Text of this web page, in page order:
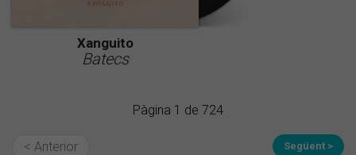
Xanguito
Batecs
Pàgina 1 de 724
< Anterior Següent >